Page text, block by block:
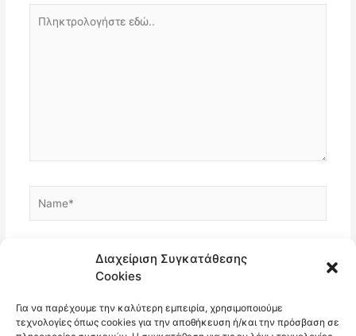
Διαχείριση Συγκατάθεσης
Cookies
Για να παρέχουμε την καλύτερη εμπειρία, χρησιμοποιούμε
τεχνολογίες όπως cookies για την αποθήκευση ή/και την πρόσβαση σε
εδώ..
Ιστότοπος